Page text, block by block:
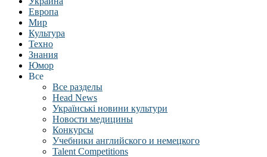
Европа
Мир
Культура
Техно
Знания
Юмор
Все
Все разделы
Head News
Українські новини культури
Новости медицины
Конкурсы
Учебники английского и немецкого
Talent Competitions